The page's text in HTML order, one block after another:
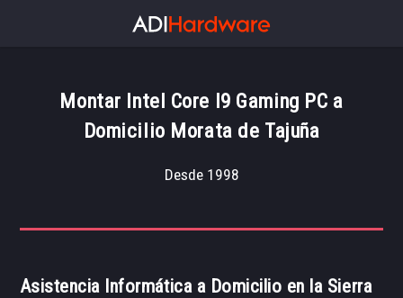
Montar Intel Core I9 Gaming PC a
Domicilio Morata de Tajuña
Desde 1998
Asistencia Informática a Domicilio en la Sierra